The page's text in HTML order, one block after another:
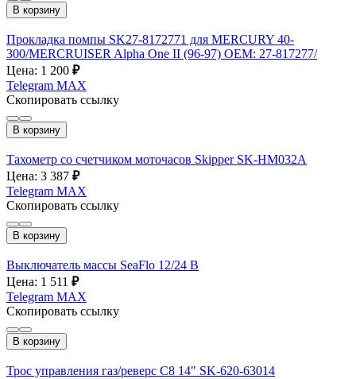
В корзину
Прокладка помпы SK27-8172771 для MERCURY 40-
300/MERCRUISER Alpha One II (96-97) OEM: 27-817277/
Цена: 1 200 ₽
Telegram MAX
Скопировать ссылку
В корзину
Тахометр со счетчиком моточасов Skipper SK-HM032A
Цена: 3 387 ₽
Telegram MAX
Скопировать ссылку
В корзину
Выключатель массы SeaFlo 12/24 В
Цена: 1 511 ₽
Telegram MAX
Скопировать ссылку
В корзину
Трос управления газ/реверс C8 14" SK-620-63014